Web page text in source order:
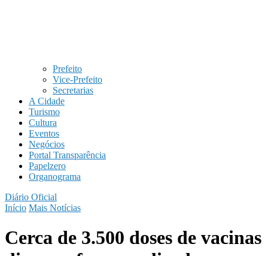
Prefeito
Vice-Prefeito
Secretarias
A Cidade
Turismo
Cultura
Eventos
Negócios
Portal Transparência
Papelzero
Organograma
Diário Oficial
Início Mais Notícias
Cerca de 3.500 doses de vacinas